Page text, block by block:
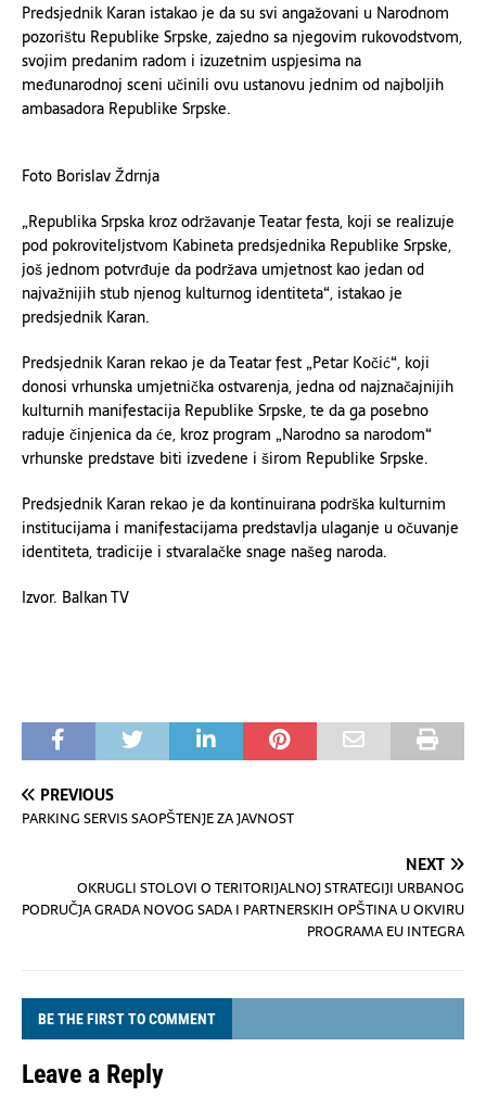
Predsjednik Karan istakao je da su svi angažovani u Narodnom
pozorištu Republike Srpske, zajedno sa njegovim rukovodstvom,
svojim predanim radom i izuzetnim uspjesima na
međunarodnoj sceni učinili ovu ustanovu jednim od najboljih
ambasadora Republike Srpske.
Foto Borislav Ždrnja
„Republika Srpska kroz održavanje Teatar festa, koji se realizuje
pod pokroviteljstvom Kabineta predsjednika Republike Srpske,
još jednom potvrđuje da podržava umjetnost kao jedan od
najvažnijih stub njenog kulturnog identiteta“, istakao je
predsjednik Karan.
Predsjednik Karan rekao je da Teatar fest „Petar Kočić“, koji
donosi vrhunska umjetnička ostvarenja, jedna od najznačajnijih
kulturnih manifestacija Republike Srpske, te da ga posebno
raduje činjenica da će, kroz program „Narodno sa narodom“
vrhunske predstave biti izvedene i širom Republike Srpske.
Predsjednik Karan rekao je da kontinuirana podrška kulturnim
institucijama i manifestacijama predstavlja ulaganje u očuvanje
identiteta, tradicije i stvaralačke snage našeg naroda.
Izvor. Balkan TV
PREVIOUS
PARKING SERVIS SAOPŠTENJE ZA JAVNOST
NEXT
OKRUGLI STOLOVI O TERITORIJALNOJ STRATEGIJI URBANOG
PODRUČJA GRADA NOVOG SADA I PARTNERSKIH OPŠTINA U OKVIRU
PROGRAMA EU INTEGRA
BE THE FIRST TO COMMENT
Leave a Reply